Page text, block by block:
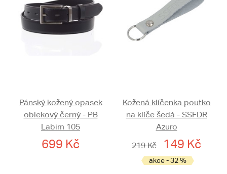
Pánský kožený opasek
oblekový černý - PB
Labim 105
699 Kč
Kožená klíčenka poutko
na klíče šedá - SSFDR
Azuro
219 Kč
149 Kč
akce - 32 %